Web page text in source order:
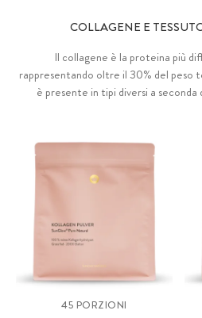
COLLAGENE E
Il collagene è la proteina più
rappresentando oltre il 30% del
è presente in tipi diversi a
la produzione di collagene da parte
uniscono a formare una catena
una serie di vitamine, minerali e
45 PORZIONI